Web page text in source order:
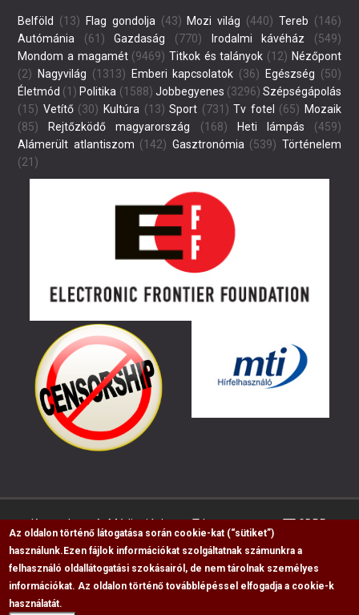
Belföld (13) Flag gondolja (43) Mozi világ (440) Tereb (146)
Autómánia (61) Gazdaság (770) Irodalmi kávéház (549)
Mondom a magamét(9469) Titkok és talányok (12) Nézőpont
(2)
Nagyvilág (1313) Emberi kapcsolatok (36) Egészség (50)
Életmód (1) Politika (1588) Jobbegyenes (3296) Szépségápolás
(15) Vetítő(30) Kultúra (13) Sport (731) Tv fotel (65) Mozaik
(85)
Rejtőzködő magyarország (168) Heti lámpás (459)
Alámerült atlantiszom (142) Gasztronómia (539) Történelem
(21)
Kapcsolat Médiaajánlat Impresszum GDPR
RSS
Copyright © 2009-2026, Flag Polgári Magazin saját
Az oldalon történő látogatása során cookie-kat (“sütiket”)
használunk. Ezen fájlok információkat szolgáltatnak számunkra a
felhasználó oldallátogatási szokásairól, de nem tárolnak személyes
információkat. Az oldalon történő továbblépéssel elfogadja a cookie-k
használatát.